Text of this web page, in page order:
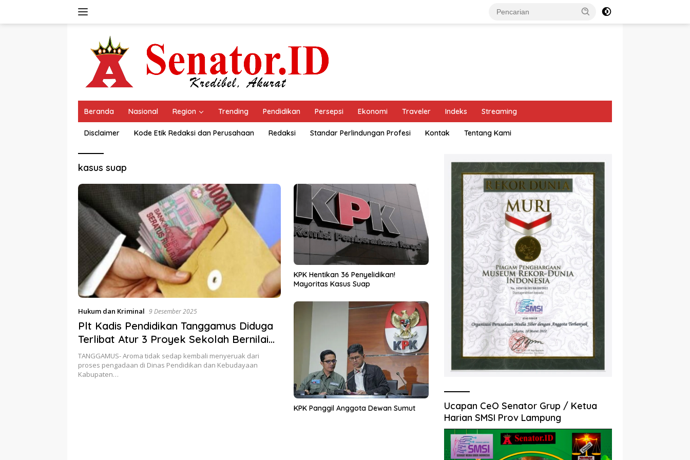
Beranda Nasional Region Trending Pendidikan Persepsi Ekonomi Traveler Indeks Streaming
Disclaimer Kode Etik Redaksi dan Perusahaan Redaksi Standar Perlindungan Profesi Kontak Tentang Kami
kasus suap
Hukum dan Kriminal 9 Desember 2025
‎Plt Kadis Pendidikan Tanggamus Diduga
Terlibat Atur 3 Proyek Sekolah Bernilai
Miliaran
TANGGAMUS- Aroma tidak sedap kembali menyeruak dari
proses pengadaan di Dinas Pendidikan dan Kebudayaan
Kabupaten…
KPK Hentikan 36 Penyelidikan!
Mayoritas Kasus Suap
KPK Panggil Anggota Dewan Sumut
Ucapan CeO Senator Grup / Ketua
Harian SMSI Prov Lampung